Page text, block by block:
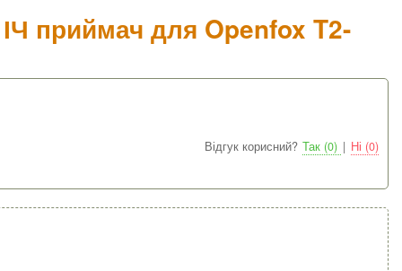
приймач для Openfox T2-
Відгук корисний? Так (0) | Ні (0)